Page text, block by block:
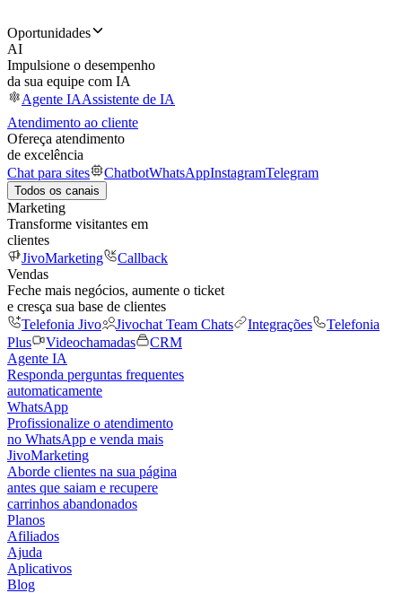
Oportunidades
AI
Impulsione o desempenho
da sua equipe com IA
Agente IAAssistente de IA
Atendimento ao cliente
Ofereça atendimento
de excelência
Chat para sites
ChatbotWhatsAppInstagramTelegram
Todos os canais
Marketing
Transforme visitantes em
clientes
JivoMarketing
Callback
Vendas
Feche mais negócios, aumente o ticket
e cresça sua base de clientes
Telefonia Jivo
Jivochat Team Chats Integrações
Telefonia
Plus
Videochamadas
CRM
Agente IA
Responda perguntas frequentes
automaticamente
WhatsApp
Profissionalize o atendimento
no WhatsApp e venda mais
JivoMarketing
Aborde clientes na sua página
antes que saiam e recupere
carrinhos abandonados
Planos
Afiliados
Ajuda
Aplicativos
Blog